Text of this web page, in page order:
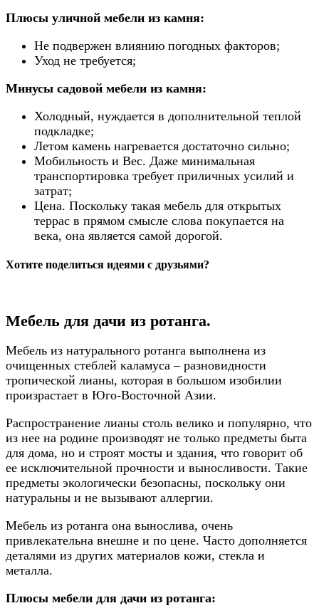
Плюсы уличной мебели из камня:
Не подвержен влиянию погодных факторов;
Уход не требуется;
Минусы садовой мебели из камня:
Холодный, нуждается в дополнительной теплой
подкладке;
Летом камень нагревается достаточно сильно;
Мобильность и Вес. Даже минимальная
транспортировка требует приличных усилий и
затрат;
Цена. Поскольку такая мебель для открытых
террас в прямом смысле слова покупается на
века, она является самой дорогой.
Хотите поделиться идеями с друзьями?
Мебель для дачи из ротанга.
Мебель из натурального ротанга выполнена из
очищенных стеблей каламуса – разновидности
тропической лианы, которая в большом изобилии
произрастает в Юго-Восточной Азии.
Распространение лианы столь велико и популярно, что
из нее на родине производят не только предметы быта
для дома, но и строят мосты и здания, что говорит об
ее исключительной прочности и выносливости. Такие
предметы экологически безопасны, поскольку они
натуральны и не вызывают аллергии.
Мебель из ротанга она вынослива, очень
привлекательна внешне и по цене. Часто дополняется
деталями из других материалов кожи, стекла и
металла.
Плюсы мебели для дачи из ротанга: